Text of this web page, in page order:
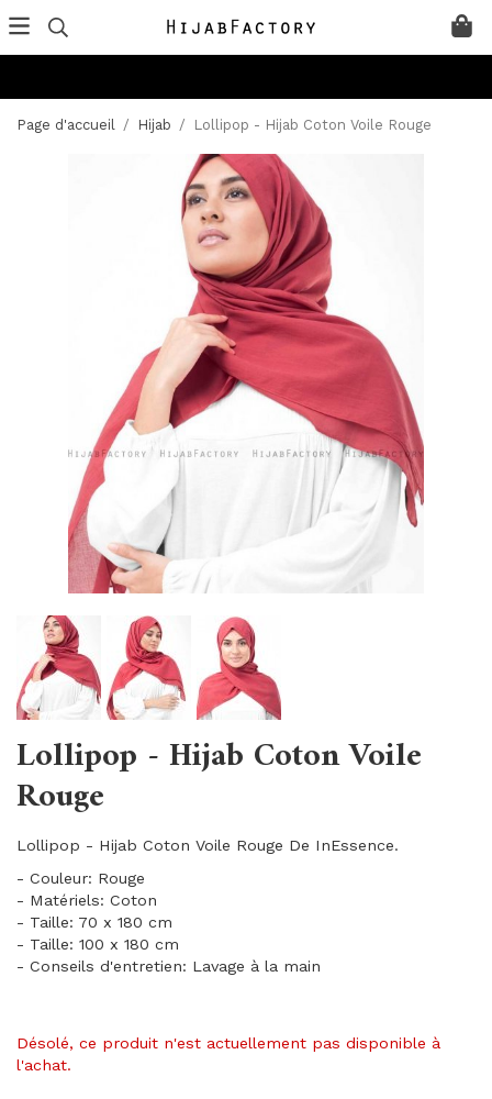
Page d'accueil / Hijab / Lollipop - Hijab Coton Voile Rouge
Lollipop - Hijab Coton Voile
Rouge
Lollipop - Hijab Coton Voile Rouge De InEssence.
- Couleur: Rouge
- Matériels: Coton
- Taille: 70 x 180 cm
- Taille: 100 x 180 cm
- Conseils d'entretien: Lavage à la main
Désolé, ce produit n'est actuellement pas disponible à
l'achat.